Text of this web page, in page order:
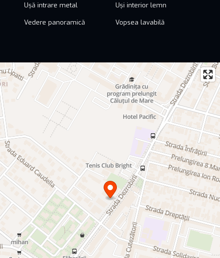
Ușă intrare metal Uși interior lemn
Vedere panoramică Vopsea lavabilă